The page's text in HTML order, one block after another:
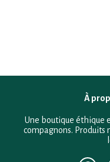
À
Une boutique éthique
compagnons. Produits